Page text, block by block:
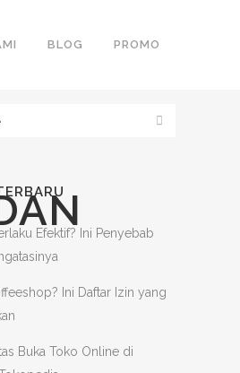
BLOG PROMO
Efektif? Ini Penyebab
Ini Daftar Izin yang
Buka Toko Online di